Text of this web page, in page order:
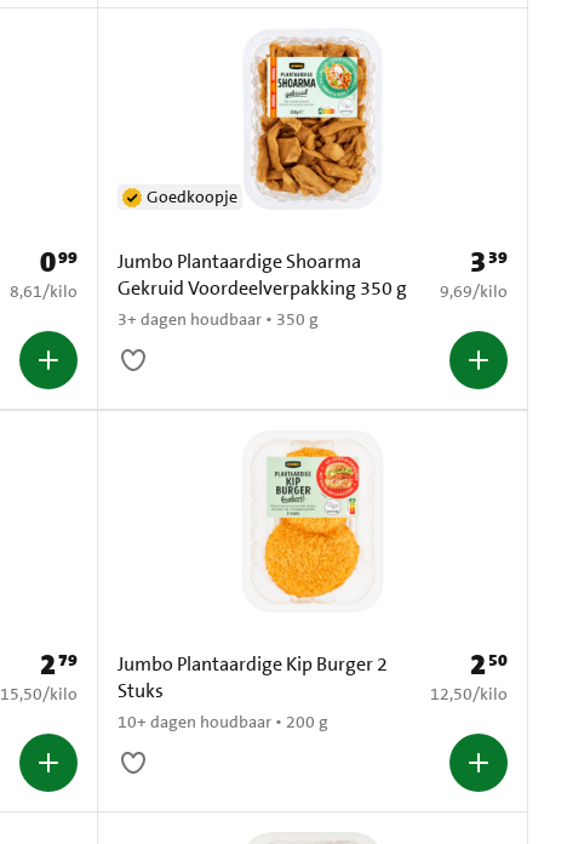
Prijs: € 0,99
099
€ 8,61 per kilo
8,61/kilo
Jumbo Plantaardige Shoarma
Gekruid Voordeelverpakking 350 g
3+ dagen houdbaar • 350 g
Goedkoopje
Prijs: € 3,39
339
€ 9,69 per kilo
9,69/kilo
Prijs: € 2,79
279
€ 15,50 per kilo
15,50/kilo
Jumbo Plantaardige Kip Burger 2
Stuks
10+ dagen houdbaar • 200 g
Prijs: € 2,50
250
€ 12,50 per kilo
12,50/kilo